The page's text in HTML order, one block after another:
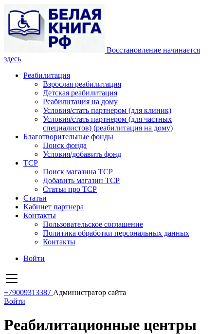
Восстановление начинается
здесь
Реабилитация
Взрослая реабилитация
Детская реабилитация
Реабилитация на дому
Условия/стать партнером (для клиник)
Условия/стать партнером (для частных
специалистов) (реабилитация на дому)
Благотворительные фонды
Поиск фонда
Условия/добавить фонд
ТСР
Поиск магазина ТСР
Добавить магазин ТСР
Статьи про ТСР
Статьи
Кабинет партнера
Контакты
Пользовательское соглашение
Политика обработки персональных данных
Контакты
Войти
+79009313387 Администратор сайта
Войти
Реабилитационные центры